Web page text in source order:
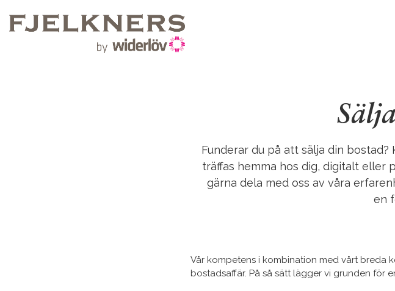
Funderar du på att sälja din
träffas hemma hos dig, digitalt eller
gärna dela med oss av våra
en
Vår kompetens i kombination med vårt breda
bostadsaffär. På så sätt lägger vi grunden för